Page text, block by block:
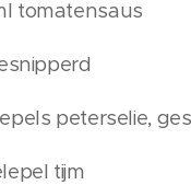
tomatensaus
peterselie,
tijm